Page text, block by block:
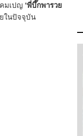
มเปญ ‘พี่บึ๊กพารวย
ยในปัจจุบัน